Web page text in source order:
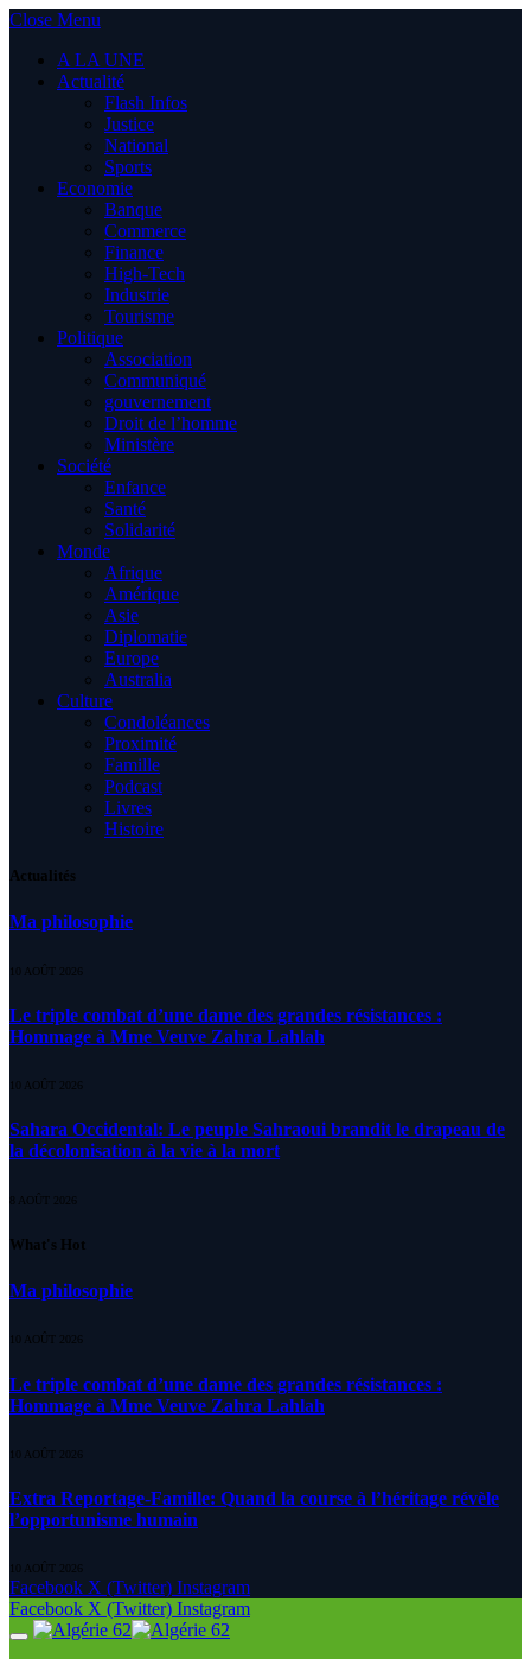
Close Menu
A LA UNE
Actualité
Flash Infos
Justice
National
Sports
Economie
Banque
Commerce
Finance
High-Tech
Industrie
Tourisme
Politique
Association
Communiqué
gouvernement
Droit de l’homme
Ministère
Société
Enfance
Santé
Solidarité
Monde
Afrique
Amérique
Asie
Diplomatie
Europe
Australia
Culture
Condoléances
Proximité
Famille
Podcast
Livres
Histoire
Actualités
Ma philosophie
10 AOÛT 2026
Le triple combat d’une dame des grandes résistances :
Hommage à Mme Veuve Zahra Lahlah
10 AOÛT 2026
Sahara Occidental: Le peuple Sahraoui brandit le drapeau de
la décolonisation à la vie à la mort
8 AOÛT 2026
What's Hot
Ma philosophie
10 AOÛT 2026
Le triple combat d’une dame des grandes résistances :
Hommage à Mme Veuve Zahra Lahlah
10 AOÛT 2026
Extra Reportage-Famille: Quand la course à l’héritage révèle
l’opportunisme humain
10 AOÛT 2026
Facebook X (Twitter) Instagram
Facebook X (Twitter) Instagram